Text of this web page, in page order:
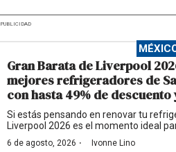
PUBLICIDAD
Gran Barata de Liverpool
mejores refrigeradores de
con hasta 49% de descuento
Si estás pensando en renovar tu
Liverpool 2026 es el momento ideal
6 de agosto, 2026 · Ivonne Lino